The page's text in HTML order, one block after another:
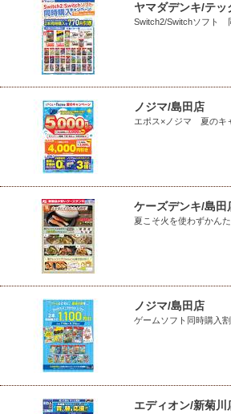
ヤマダデンキ/テ
Switch2/Switchソフト
ノジマ/島田店
エポス×ノジマ 夏のキ
ケーズデンキ/島田
夏こそ火を使わずかんた
ノジマ/島田店
ゲームソフト同時購入割
エディオン/新菊川